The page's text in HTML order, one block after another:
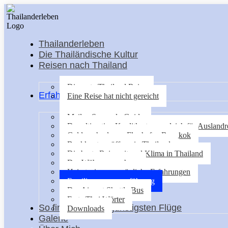
Thailanderleben
Die Thailändische Kultur
Reisen nach Thailand
Die erste Thailand Reise
Eine Reise hat nicht gereicht
Erfahrungen & Reisetipps
Meilen Sammeln Guide
Der ultimative Kreditkartenvergleich für
Geldwechseln am Flughafen Bangkok
Bankkonto eröffnen in Thailand
Die beste Reisezeit und Klima in Thailand
Der Währungsrechner
Heiratsvisum persönliche Erfahrungen
Familienzusammenführung
Der Airport Shuttle Bus
Erste Thai Wörter
Downloads
So findest du die günstigsten Flüge
Galerie